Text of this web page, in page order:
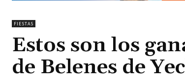
FIESTAS
Estos son los
de Belenes de